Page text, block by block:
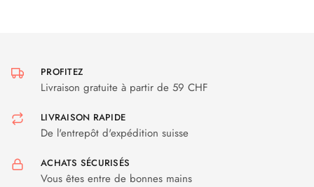
PROFITEZ
Livraison gratuite à partir de 59 CHF
LIVRAISON RAPIDE
De l'entrepôt d'expédition suisse
ACHATS SÉCURISÉS
Vous êtes entre de bonnes mains